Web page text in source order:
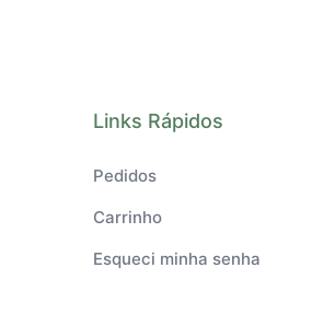
Links Rápidos
Pedidos
Carrinho
Esqueci minha senha